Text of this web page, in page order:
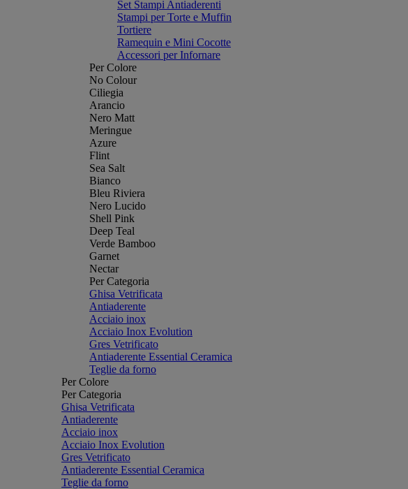
Set Stampi Antiaderenti
Stampi per Torte e Muffin
Tortiere
Ramequin e Mini Cocotte
Accessori per Infornare
Per Colore
No Colour
Ciliegia
Arancio
Nero Matt
Meringue
Azure
Flint
Sea Salt
Bianco
Bleu Riviera
Nero Lucido
Shell Pink
Deep Teal
Verde Bamboo
Garnet
Nectar
Per Categoria
Ghisa Vetrificata
Antiaderente
Acciaio inox
Acciaio Inox Evolution
Gres Vetrificato
Antiaderente Essential Ceramica
Teglie da forno
Per Colore
Per Categoria
Ghisa Vetrificata
Antiaderente
Acciaio inox
Acciaio Inox Evolution
Gres Vetrificato
Antiaderente Essential Ceramica
Teglie da forno